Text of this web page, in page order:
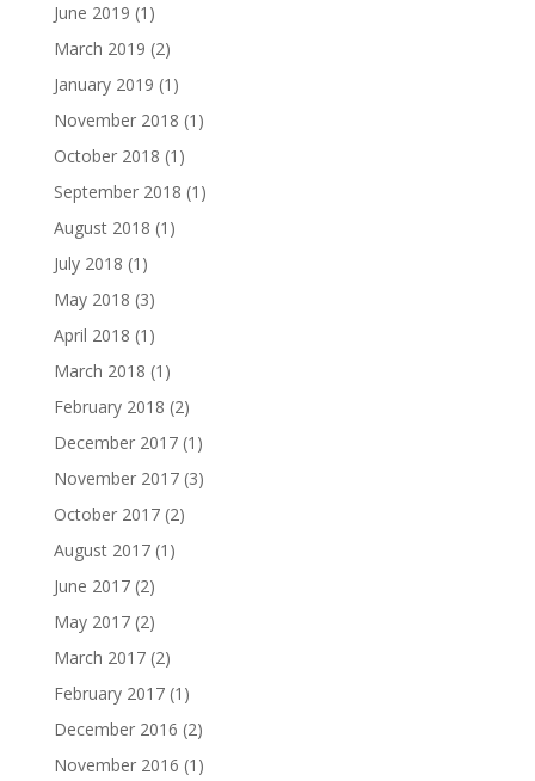
June 2019 (1)
March 2019 (2)
January 2019 (1)
November 2018 (1)
October 2018 (1)
September 2018 (1)
August 2018 (1)
July 2018 (1)
May 2018 (3)
April 2018 (1)
March 2018 (1)
February 2018 (2)
December 2017(1)
November 2017(3)
October 2017(2)
August 2017(1)
June 2017(2)
May 2017(2)
March 2017(2)
February 2017(1)
December 2016 (2)
November 2016 (1)